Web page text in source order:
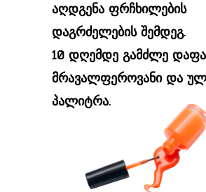
აღდგენა ფრჩხილების
დაგრძელების შემდეგ.
10 დღემდე გამძლე
მრავალფეროვანი და
პალიტრა.